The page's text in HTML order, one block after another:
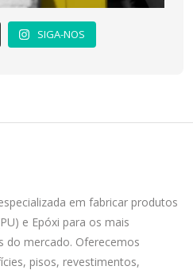
SIGA-NOS
em fabricar produtos
e Epóxi para os mais
do mercado. Oferecemos
pisos, revestimentos,